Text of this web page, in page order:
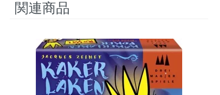
関連商品